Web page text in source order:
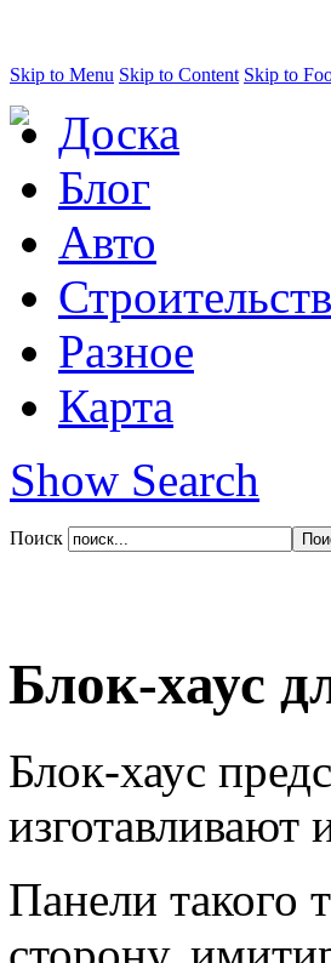
Skip to Menu Skip to Content Skip to
Доска
Блог
Авто
Разное
Карта
Show Search
Поиск
Блок-хаус
Блок-хаус
изготавливают
Панели такого